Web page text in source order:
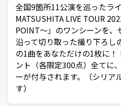
全国9箇所11公演を巡ったラ
MATSUSHITA LIVE TOUR
POINT〜」のワンシーンを、
沿って切り取った撮り下ろし
の1曲をあなただけの1枚に
ント（各限定300点）全てに
ーが付与されます。（シリア
す）